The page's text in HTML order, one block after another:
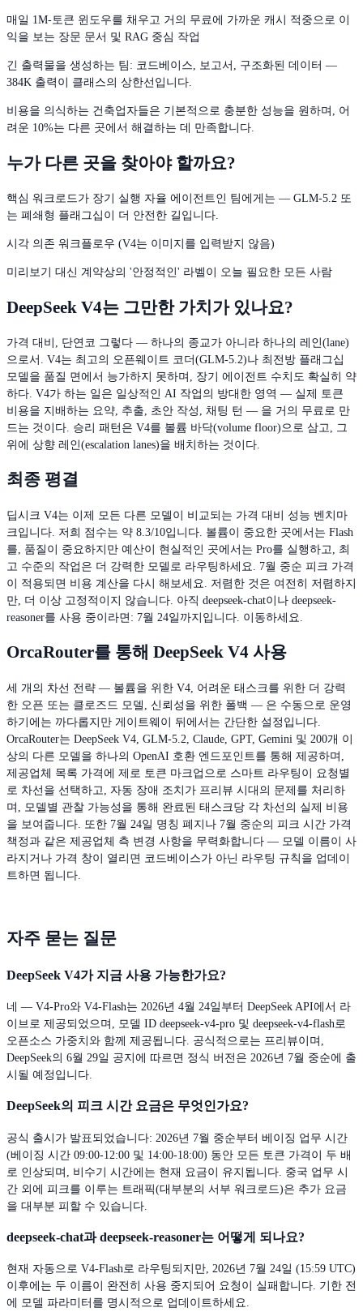
매일 1M-토큰 윈도우를 채우고 거의 무료에 가까운 캐시 적중으로 이
익을 보는 장문 문서 및 RAG 중심 작업
긴 출력물을 생성하는 팀: 코드베이스, 보고서, 구조화된 데이터 —
384K 출력이 클래스의 상한선입니다.
비용을 의식하는 건축업자들은 기본적으로 충분한 성능을 원하며, 어
려운 10%는 다른 곳에서 해결하는 데 만족합니다.
누가 다른 곳을 찾아야 할까요?
핵심 워크로드가 장기 실행 자율 에이전트인 팀에게는 — GLM-5.2 또
는 폐쇄형 플래그십이 더 안전한 길입니다.
시각 의존 워크플로우 (V4는 이미지를 입력받지 않음)
미리보기 대신 계약상의 '안정적인' 라벨이 오늘 필요한 모든 사람
DeepSeek V4는 그만한 가치가 있나요?
가격 대비, 단연코 그렇다 — 하나의 종교가 아니라 하나의 레인(lane)
으로서. V4는 최고의 오픈웨이트 코더(GLM-5.2)나 최전방 플래그십
모델을 품질 면에서 능가하지 못하며, 장기 에이전트 수치도 확실히 약
하다. V4가 하는 일은 일상적인 AI 작업의 방대한 영역 — 실제 토큰
비용을 지배하는 요약, 추출, 초안 작성, 채팅 턴 — 을 거의 무료로 만
드는 것이다. 승리 패턴은 V4를 볼륨 바닥(volume floor)으로 삼고, 그
위에 상향 레인(escalation lanes)을 배치하는 것이다.
최종 평결
딥시크 V4는 이제 모든 다른 모델이 비교되는 가격 대비 성능 벤치마
크입니다. 저희 점수는 약 8.3/10입니다. 볼륨이 중요한 곳에서는 Flash
를, 품질이 중요하지만 예산이 현실적인 곳에서는 Pro를 실행하고, 최
고 수준의 작업은 더 강력한 모델로 라우팅하세요. 7월 중순 피크 가격
이 적용되면 비용 계산을 다시 해보세요. 저렴한 것은 여전히 저렴하지
만, 더 이상 고정적이지 않습니다. 아직 deepseek-chat이나 deepseek-
reasoner를 사용 중이라면: 7월 24일까지입니다. 이동하세요.
OrcaRouter를 통해 DeepSeek V4 사용
세 개의 차선 전략 — 볼륨을 위한 V4, 어려운 태스크를 위한 더 강력
한 오픈 또는 클로즈드 모델, 신뢰성을 위한 폴백 — 은 수동으로 운영
하기에는 까다롭지만 게이트웨이 뒤에서는 간단한 설정입니다.
OrcaRouter는 DeepSeek V4, GLM-5.2, Claude, GPT, Gemini 및 200개 이
상의 다른 모델을 하나의 OpenAI 호환 엔드포인트를 통해 제공하며,
제공업체 목록 가격에 제로 토큰 마크업으로 스마트 라우팅이 요청별
로 차선을 선택하고, 자동 장애 조치가 프리뷰 시대의 문제를 처리하
며, 모델별 관찰 가능성을 통해 완료된 태스크당 각 차선의 실제 비용
을 보여줍니다. 또한 7월 24일 명칭 폐지나 7월 중순의 피크 시간 가격
책정과 같은 제공업체 측 변경 사항을 무력화합니다 — 모델 이름이 사
라지거나 가격 창이 열리면 코드베이스가 아닌 라우팅 규칙을 업데이
트하면 됩니다.
자주 묻는 질문
DeepSeek V4가 지금 사용 가능한가요?
네 — V4-Pro와 V4-Flash는 2026년 4월 24일부터 DeepSeek API에서 라
이브로 제공되었으며, 모델 ID deepseek-v4-pro 및 deepseek-v4-flash로
오픈소스 가중치와 함께 제공됩니다. 공식적으로는 프리뷰이며,
DeepSeek의 6월 29일 공지에 따르면 정식 버전은 2026년 7월 중순에 출
시될 예정입니다.
DeepSeek의 피크 시간 요금은 무엇인가요?
공식 출시가 발표되었습니다: 2026년 7월 중순부터 베이징 업무 시간
(베이징 시간 09:00-12:00 및 14:00-18:00) 동안 모든 토큰 가격이 두 배
로 인상되며, 비수기 시간에는 현재 요금이 유지됩니다. 중국 업무 시
간 외에 피크를 이루는 트래픽(대부분의 서부 워크로드)은 추가 요금
을 대부분 피할 수 있습니다.
deepseek-chat과 deepseek-reasoner는 어떻게 되나요?
현재 자동으로 V4-Flash로 라우팅되지만, 2026년 7월 24일 (15:59 UTC)
이후에는 두 이름이 완전히 사용 중지되어 요청이 실패합니다. 기한 전
에 모델 파라미터를 명시적으로 업데이트하세요.